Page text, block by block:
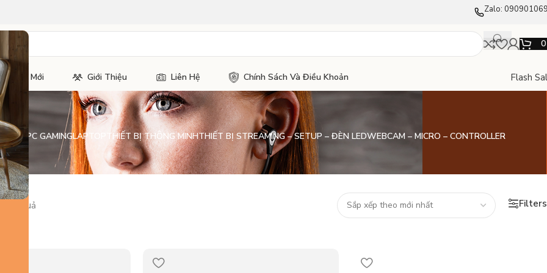
Zalo:
Tức Mới Giới Thiệu Liên Hệ Chính Sách Và Điều Khoản Flash
KIỆN PC GAMINGLAPTOP THIẾT BỊ THÔNG MINHTHIẾT BỊ STREAMING – SETUP – ĐÈN LEDWEBCAM – MICRO – CONTROLLER
kết quả Filters